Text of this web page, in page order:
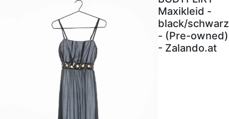
Maxikleid -
black/schwarz
- (Pre-owned)
- Zalando.at